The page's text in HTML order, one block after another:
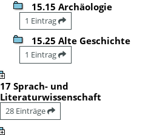
15.15 Archäologie
1 Eintrag
15.25 Alte Geschichte
1 Eintrag
17 Sprach- und
Literaturwissenschaft
28 Einträge